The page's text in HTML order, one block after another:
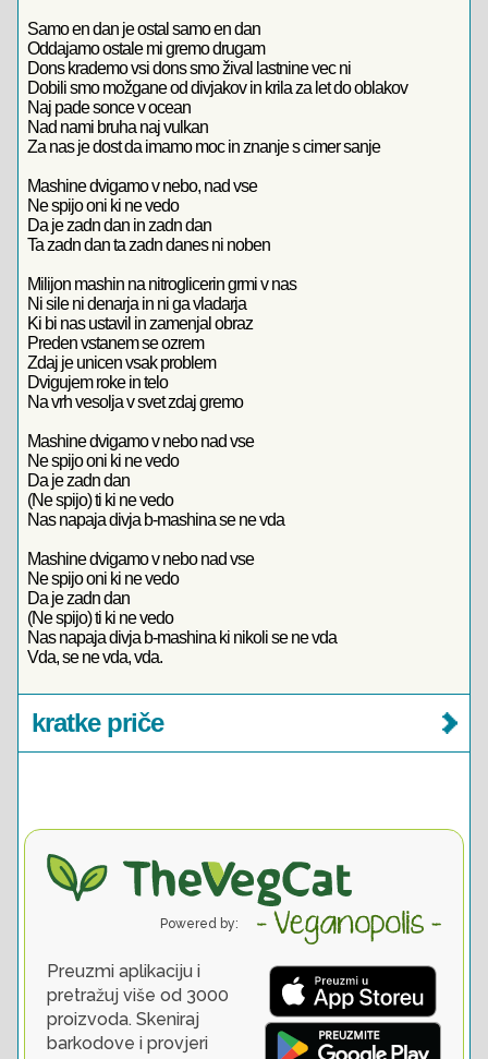
Samo en dan je ostal samo en dan
Oddajamo ostale mi gremo drugam
Dons krademo vsi dons smo žival lastnine vec ni
Dobili smo možgane od divjakov in krila za let do oblakov
Naj pade sonce v ocean
Nad nami bruha naj vulkan
Za nas je dost da imamo moc in znanje s cimer sanje
Mashine dvigamo v nebo, nad vse
Ne spijo oni ki ne vedo
Da je zadn dan in zadn dan
Ta zadn dan ta zadn danes ni noben
Milijon mashin na nitroglicerin grmi v nas
Ni sile ni denarja in ni ga vladarja
Ki bi nas ustavil in zamenjal obraz
Preden vstanem se ozrem
Zdaj je unicen vsak problem
Dvigujem roke in telo
Na vrh vesolja v svet zdaj gremo
Mashine dvigamo v nebo nad vse
Ne spijo oni ki ne vedo
Da je zadn dan
(Ne spijo) ti ki ne vedo
Nas napaja divja b-mashina se ne vda
Mashine dvigamo v nebo nad vse
Ne spijo oni ki ne vedo
Da je zadn dan
(Ne spijo) ti ki ne vedo
Nas napaja divja b-mashina ki nikoli se ne vda
Vda, se ne vda, vda.
kratke priče